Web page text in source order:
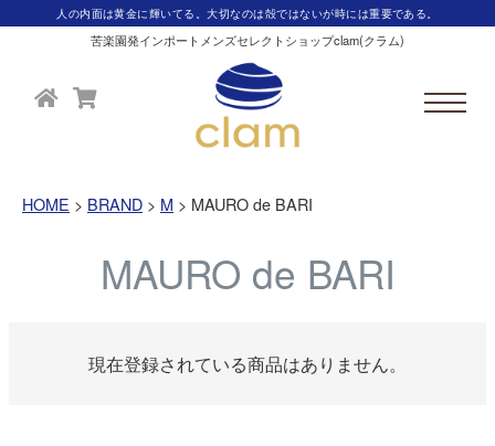
人の内面は黄金に輝いてる。大切なのは殻ではないが時には重要である。
苦楽園発インポートメンズセレクトショップclam(クラム)
HOME BRAND M MAURO de BARI
MAURO de BARI
現在登録されている商品はありません。